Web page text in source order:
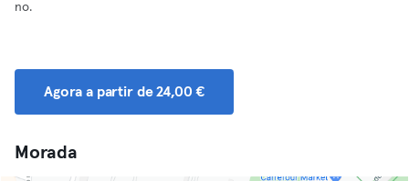
no.
Agora a partir de 24,00 €
Morada